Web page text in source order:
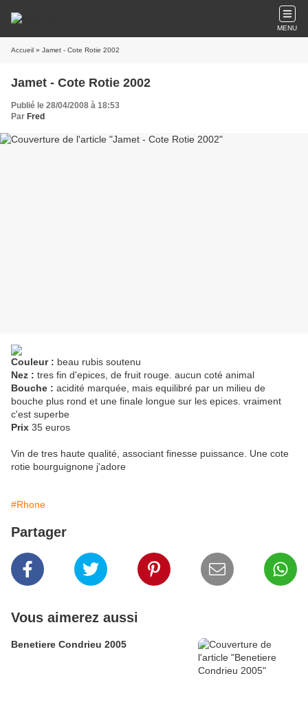
MENU
Accueil » Jamet - Cote Rotie 2002
Jamet - Cote Rotie 2002
Publié le 28/04/2008 à 18:53
Par Fred
Couleur : beau rubis soutenu
Nez : tres fin d'epices, de fruit rouge. aucun coté animal
Bouche : acidité marquée, mais equilibré par un milieu de
bouche plus rond et une finale longue sur les epices. vraiment
c'est superbe
Prix 35 euros
Vin de tres haute qualité, associant finesse puissance. Une cote
rotie bourguignone j'adore
#Rhone
Partager
Vous aimerez aussi
Benetiere Condrieu 2005